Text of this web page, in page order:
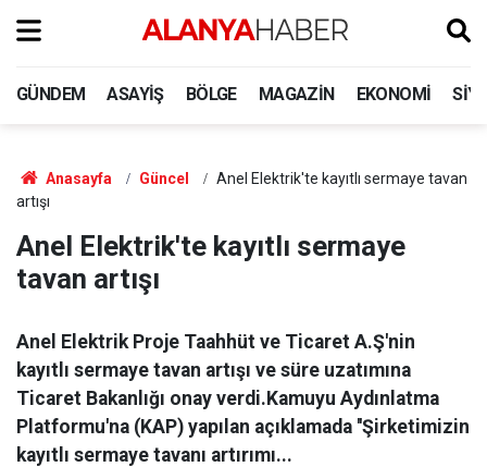
GÜNDEM ASAYIŞ BÖLGE MAGAZIN EKONOMI
Anasayfa Güncel
Anel Elektrik'te kayıtlı sermaye tavan
artışı
Anel Elektrik'te kayıtlı sermaye
tavan artışı
Anel Elektrik Proje Taahhüt ve Ticaret A.Ş'nin
kayıtlı sermaye tavan artışı ve süre uzatımına
Ticaret Bakanlığı onay verdi.Kamuyu Aydınlatma
Platformu'na (KAP) yapılan açıklamada ''Şirketimizin
kayıtlı sermaye tavanı artırımı...